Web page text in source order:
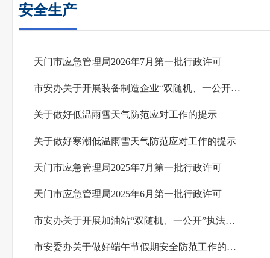
安全生产
天门市应急管理局2026年7月第一批行政许可
市安办关于开展装备制造企业“双随机、一公开”执法检查的通知
关于做好低温雨雪天气防范应对工作的提示
关于做好寒潮低温雨雪天气防范应对工作的提示
天门市应急管理局2025年7月第一批行政许可
天门市应急管理局2025年6月第一批行政许可
市安办关于开展加油站“双随机、一公开”执法检查的通知
市安委办关于做好端午节假期安全防范工作的提示